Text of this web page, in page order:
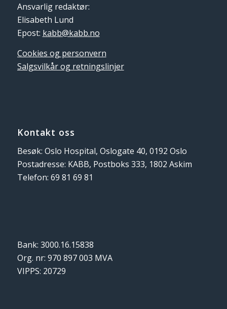
Ansvarlig redaktør:
Elisabeth Lund
Epost: kabb@kabb.no
Cookies og personvern
Salgsvilkår og retningslinjer
Kontakt oss
Besøk: Oslo Hospital, Oslogate 40, 0192 Oslo
Postadresse: KABB, Postboks 333, 1802 Askim
Telefon: 69 81 69 81
Bank: 3000.16.15838
Org. nr: 970 897 003 MVA
VIPPS: 20729